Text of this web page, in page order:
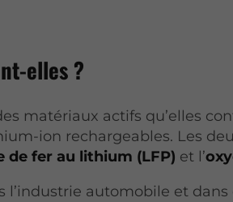
elles ?
matériaux actifs qu’elles
ion rechargeables. Les
de fer au lithium (LFP) et l’
l’industrie automobile et dans